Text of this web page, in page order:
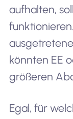
aufhalten,
könnten EE
größeren
Egal, für